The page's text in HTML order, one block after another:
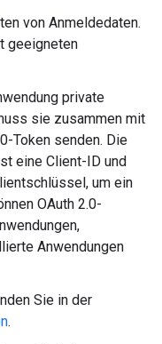
von Anmeldedaten.
geeigneten
private
sie zusammen mit
Token senden. Die
eine Client-ID und
um ein
OAuth 2.0-
Anwendungen
Sie in der
.